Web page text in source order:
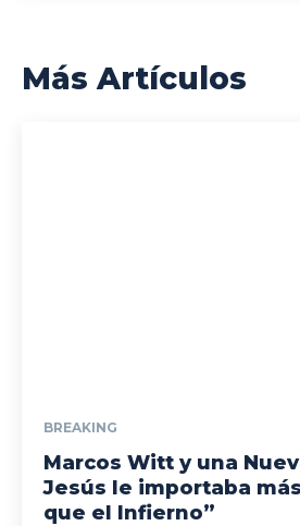
Más Artículos
BREAKING
Marcos Witt y una
Jesús le importaba
que el Infierno”